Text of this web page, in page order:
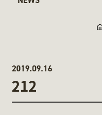
2019.09.16
212